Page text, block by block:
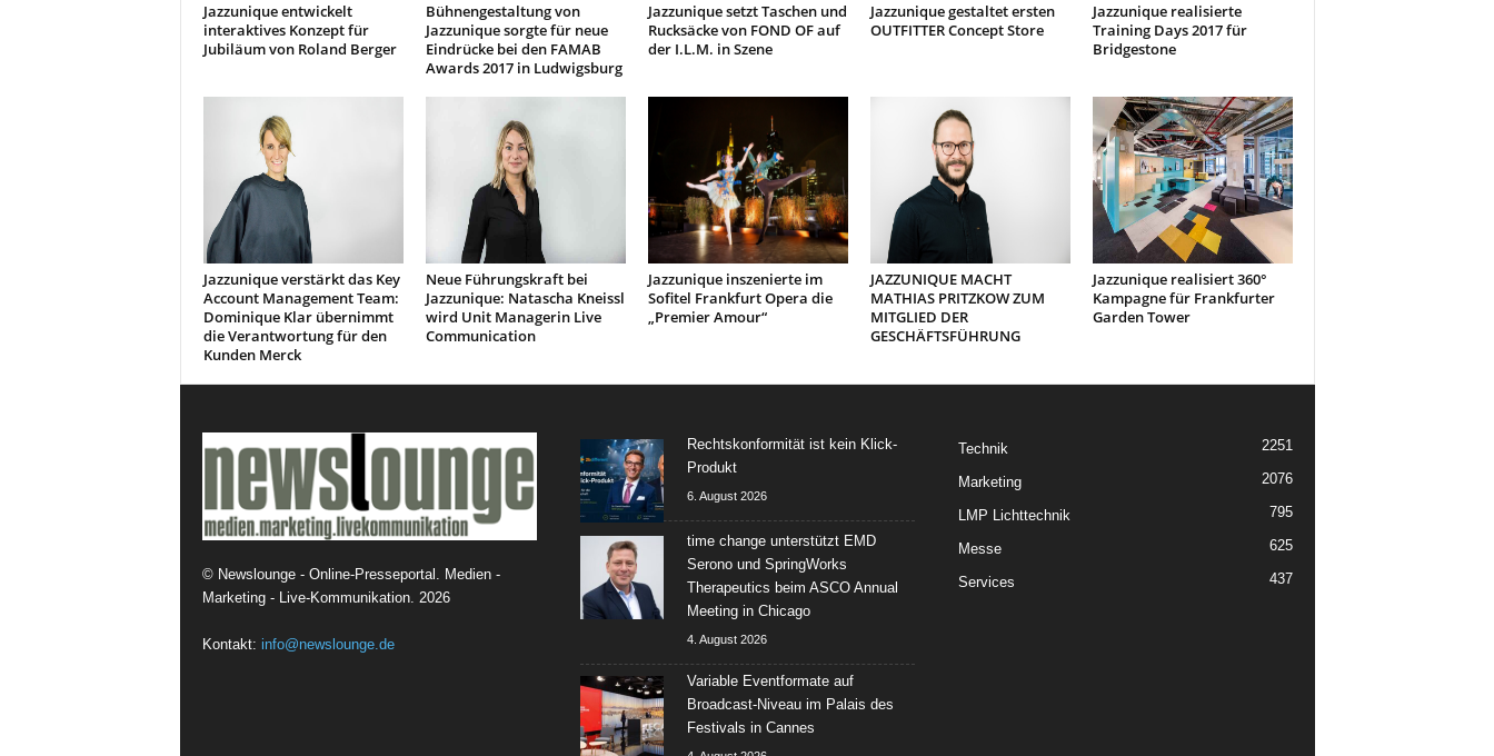
Jazzunique entwickelt
interaktives Konzept für
Jubiläum von Roland Berger
Bühnengestaltung von
Jazzunique sorgte für neue
Eindrücke bei den FAMAB
Awards 2017 in Ludwigsburg
Jazzunique setzt Taschen und
Rucksäcke von FOND OF auf
der I.L.M. in Szene
Jazzunique gestaltet ersten
OUTFITTER Concept Store
Jazzunique realisierte
Training Days 2017 für
Bridgestone
Jazzunique verstärkt das Key
Account Management Team:
Dominique Klar übernimmt
die Verantwortung für den
Kunden Merck
Neue Führungskraft bei
Jazzunique: Natascha Kneissl
wird Unit Managerin Live
Communication
Jazzunique inszenierte im
Sofitel Frankfurt Opera die
„Premier Amour“
JAZZUNIQUE MACHT
MATHIAS PRITZKOW ZUM
MITGLIED DER
GESCHÄFTSFÜHRUNG
Jazzunique realisiert 360°
Kampagne für Frankfurter
Garden Tower
© Newslounge - Online-Presseportal. Medien -
Marketing - Live-Kommunikation. 2026
Kontakt: info@newslounge.de
Rechtskonformität ist kein Klick-
Produkt
6. August 2026
time change unterstützt EMD
Serono und SpringWorks
Therapeutics beim ASCO Annual
Meeting in Chicago
4. August 2026
Variable Eventformate auf
Broadcast-Niveau im Palais des
Festivals in Cannes
Technik 2251
Marketing 2076
LMP Lichttechnik 795
Messe 625
Services 437